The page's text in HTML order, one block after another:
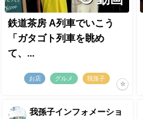
鉄道茶房 A列車でいこう
「ガタゴト列車を眺め
て、...
お店 グルメ 我孫子
我孫子インフォメーショ